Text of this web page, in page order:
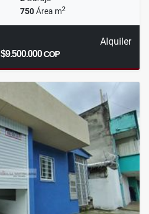
750Área m2
Alquiler
$9.500.000COP